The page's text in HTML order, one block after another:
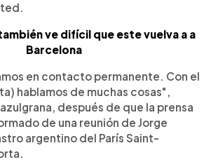
ve difícil que este vuelva a a
Barcelona
en contacto permanente. Con el
hablamos de muchas cosas",
después de que la prensa
de una reunión de Jorge
argentino del París Saint-